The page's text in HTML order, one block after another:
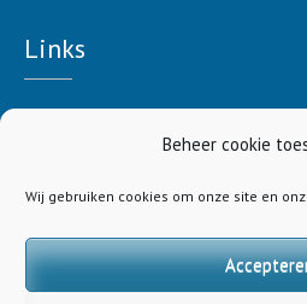
Beheer cookie
Wij gebruiken cookies om onze site en
Links
ANBI gegevens
Integriteit
Privacybeleid